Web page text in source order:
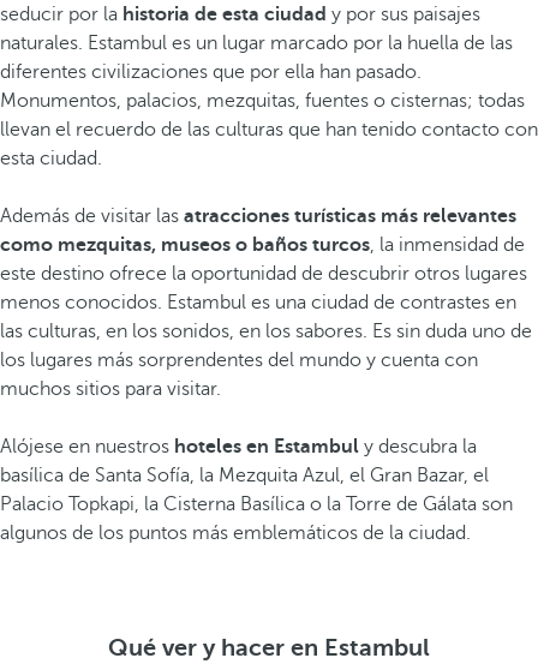
seducir por la historia de esta ciudad y por sus paisajes
naturales. Estambul es un lugar marcado por la huella de las
diferentes civilizaciones que por ella han pasado.
Monumentos, palacios, mezquitas, fuentes o cisternas; todas
llevan el recuerdo de las culturas que han tenido contacto con
esta ciudad.
Además de visitar las atracciones turísticas más relevantes
como mezquitas, museos o baños turcos, la inmensidad de
este destino ofrece la oportunidad de descubrir otros lugares
menos conocidos. Estambul es una ciudad de contrastes en
las culturas, en los sonidos, en los sabores. Es sin duda uno de
los lugares más sorprendentes del mundo y cuenta con
muchos sitios para visitar.
Alójese en nuestros hoteles en Estambul y descubra la
basílica de Santa Sofía, la Mezquita Azul, el Gran Bazar, el
Palacio Topkapi, la Cisterna Basílica o la Torre de Gálata son
algunos de los puntos más emblemáticos de la ciudad.
Qué ver y hacer en Estambul